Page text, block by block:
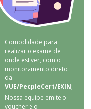
Comodidade para
realizar o exame de
onde estiver, com o
monitoramento direto
da
VUE/PeopleCert/EXIN;
Nossa equipe emite o
voucher e o